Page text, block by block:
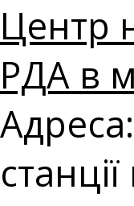
Центр
РДА в